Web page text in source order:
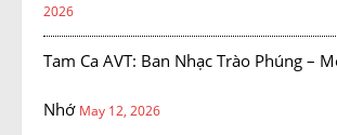
2026
Tam Ca AVT: Ban Nhạc Trào Phúng –
Nhớ May 12, 2026